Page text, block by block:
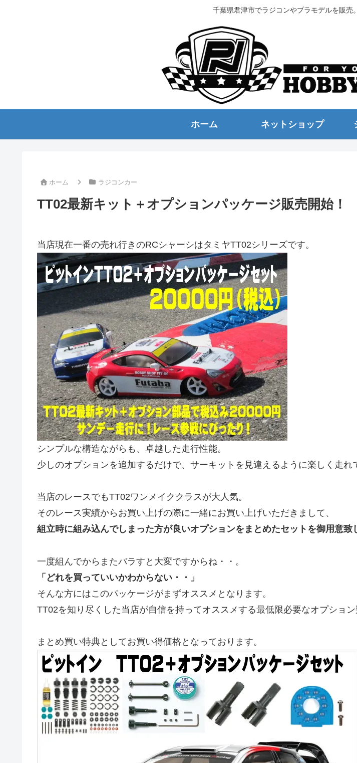
千葉県君津市でラジコンやプラモデルを販売
ホーム ネットショップ
ホーム ラジコンカー
TT02最新キット＋オプションパッケージ販売開始！
当店現在一番の売れ行きのRCシャーシはタミヤTT02シリーズです。
シンプルな構造ながらも、卓越した走行性能。
少しのオプションを追加するだけで、サーキットを見違えるように楽しく走れ
当店のレースでもTT02ワンメイククラスが大人気。
そのレース実績からお買い上げの際に一緒にお買い上げいただきまして、
組立時に組み込んでしまった方が良いオプションをまとめたセットを御用意致
一度組んでからまたバラすと大変ですからね・・。
「どれを買っていいかわからない・・」
そんな方にはこのパッケージがまずオススメとなります。
TT02を知り尽くした当店が自信を持ってオススメする最低限必要なオプション
まとめ買い特典としてお買い得価格となっております。